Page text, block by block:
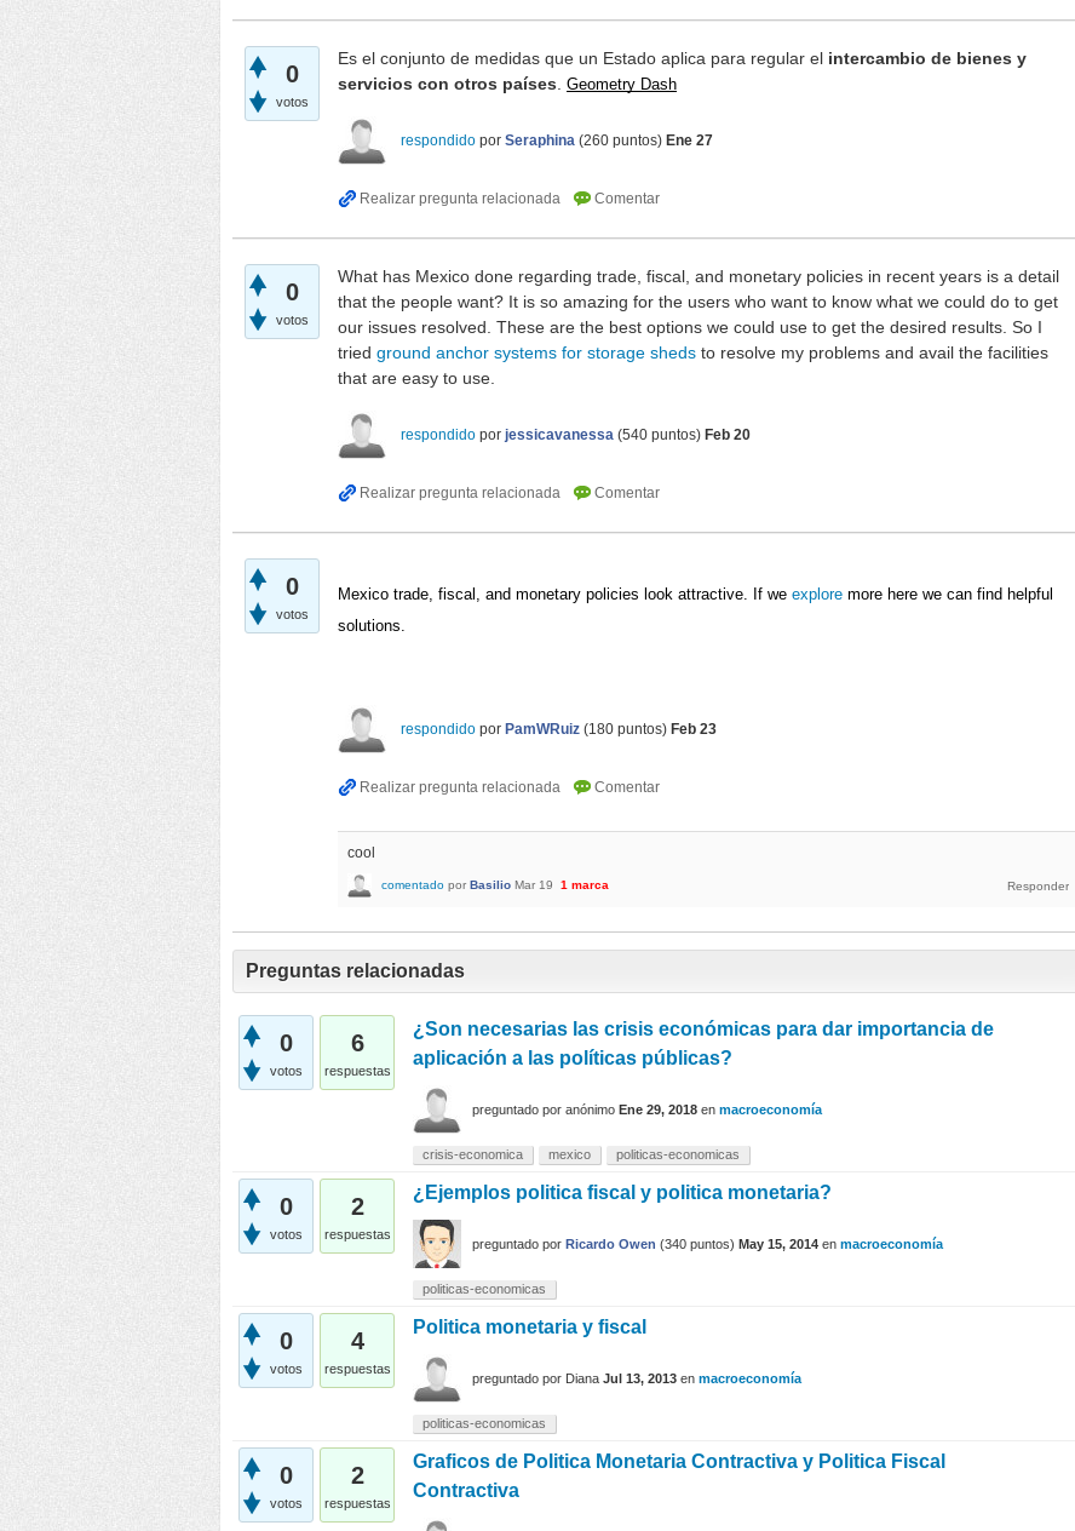
0
votos
Es el conjunto de medidas que un Estado aplica para regular el intercambio de bienes y
servicios con otros países. Geometry Dash
respondido por Seraphina (260 puntos) Ene 27
0
votos
What has Mexico done regarding trade, fiscal, and monetary policies in recent years is a detail
that the people want? It is so amazing for the users who want to know what we could do to get
our issues resolved. These are the best options we could use to get the desired results. So I
tried ground anchor systems for storage sheds to resolve my problems and avail the facilities
that are easy to use.
respondido por jessicavanessa (540 puntos) Feb 20
0
votos
Mexico trade, fiscal, and monetary policies look attractive. If we explore more here we can find helpful
solutions.
respondido por PamWRuiz (180 puntos) Feb 23
cool
comentado por Basilio Mar 19 1 marca
Preguntas relacionadas
0
votos
6
respuestas
¿Son necesarias las crisis económicas para dar importancia de
aplicación a las políticas públicas?
preguntado por anónimo Ene 29, 2018 en macroeconomía
crisis-economica mexico politicas-economicas
0
votos
2
respuestas
¿Ejemplos politica fiscal y politica monetaria?
preguntado por Ricardo Owen (340 puntos) May 15, 2014 en macroeconomía
politicas-economicas
0
votos
4
respuestas
Politica monetaria y fiscal
preguntado por Diana Jul 13, 2013 en macroeconomía
politicas-economicas
0
votos
2
respuestas
Graficos de Politica Monetaria Contractiva y Politica Fiscal
Contractiva